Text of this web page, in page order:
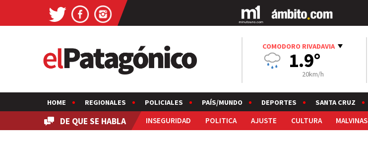
COMODORO RIVADAVIA
1.9°
20km/h
HOME REGIONALES POLICIALES PAÍS/MUNDO DEPORTES SANTA CRUZ
DE QUE SE HABLA INSEGURIDAD POLITICA AJUSTE CULTURA MALVINAS